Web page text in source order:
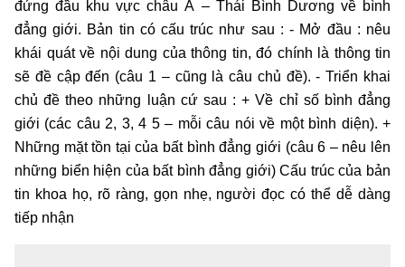
đứng đầu khu vực châu Á – Thái Bình Dương về bình
đẳng giới. Bản tin có cấu trúc như sau : - Mở đầu : nêu
khái quát về nội dung của thông tin, đó chính là thông tin
sẽ đề cập đến (câu 1 – cũng là câu chủ đề). - Triển khai
chủ đề theo những luận cứ sau : + Về chỉ số bình đẳng
giới (các câu 2, 3, 4 5 – mỗi câu nói về một bình diện). +
Những mặt tồn tại của bất bình đẳng giới (câu 6 – nêu lên
những biển hiện của bất bình đẳng giới) Cấu trúc của bản
tin khoa họ, rõ ràng, gọn nhẹ, người đọc có thể dễ dàng
tiếp nhận